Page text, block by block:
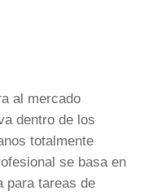
al mercado
dentro de los
totalmente
se basa en
para tareas de